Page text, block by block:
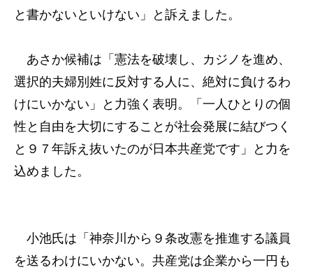
と書かないといけない」と訴えました。
あさか候補は「憲法を破壊し、カジノを進め、
選択的夫婦別姓に反対する人に、絶対に負けるわ
けにいかない」と力強く表明。「一人ひとりの個
性と自由を大切にすることが社会発展に結びつく
と９７年訴え抜いたのが日本共産党です」と力を
込めました。
小池氏は「神奈川から９条改憲を推進する議員
を送るわけにいかない。共産党は企業から一円も